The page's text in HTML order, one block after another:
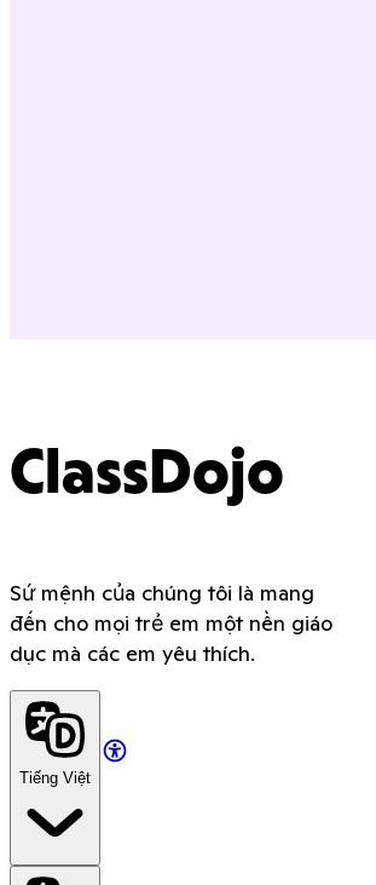
ClassDojo
Sứ mệnh của chúng tôi là mang
đến cho mọi trẻ em một nền giáo
dục mà các em yêu thích.
Tiếng Việt